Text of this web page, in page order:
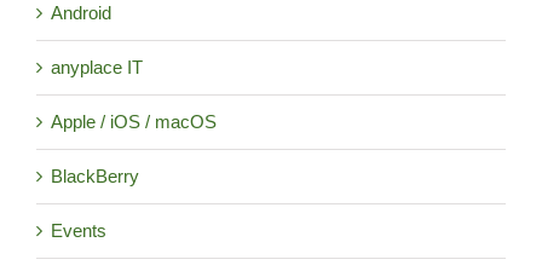
Android
anyplace IT
Apple / iOS / macOS
BlackBerry
Events